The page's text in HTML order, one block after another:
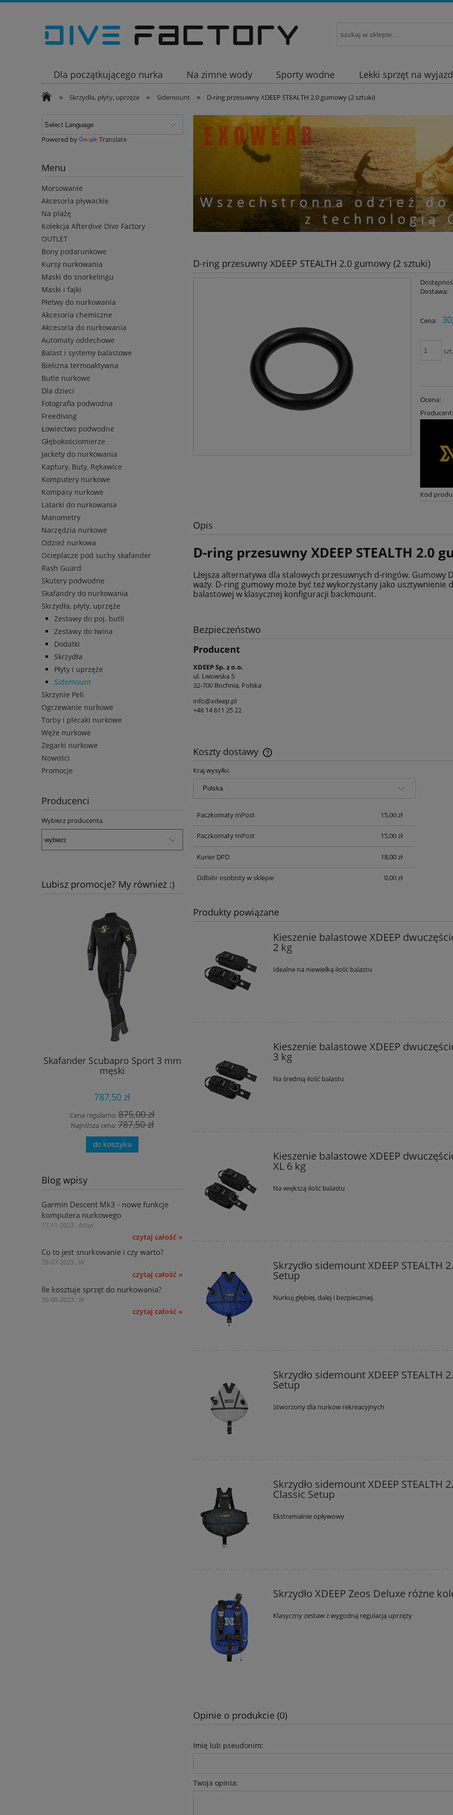
Dla początkującego nurka Na zimne wody Sporty wodne Lekki sprzęt na
Wakacje
» Skrzydła, płyty, uprzęże » Sidemount » D-ring przesuwny XDEEP STEALTH 2.0 gumowy (2 sztuki)
Powered by Translate
Menu
Morsowanie
Akcesoria pływackie
Na plażę
Kolekcja Afterdive Dive Factory
OUTLET
Bony podarunkowe
Kursy nurkowania
Maski do snorkelingu
Maski i fajki
Płetwy do nurkowania
Akcesoria chemiczne
Akcesoria do nurkowania
Automaty oddechowe
Balast i systemy balastowe
Bielizna termoaktywna
Butle nurkowe
Dla dzieci
Fotografia podwodna
Freediving
Łowiectwo podwodne
Głębokościomierze
Jackety do nurkowania
Kaptury, Buty, Rękawice
Komputery nurkowe
Kompasy nurkowe
Latarki do nurkowania
Manometry
Narzędzia nurkowe
Odzież nurkowa
Ocieplacze pod suchy skafander
Rash Guard
Skutery podwodne
Skafandry do nurkowania
Skrzydła, płyty, uprzęże
Zestawy do poj. butli
Zestawy do twina
Dodatki
Skrzydła
Płyty i uprzęże
Sidemount
Skrzynie Peli
Ogrzewanie nurkowe
Torby i plecaki nurkowe
Węże nurkowe
Zegarki nurkowe
Nowości
Promocje
Producenci
Wybierz producenta
Lubisz promocje? My również :)
Skafander Scubapro Sport 3 mm
męski
787,50 zł
Cena regularna:875,00 zł
Najniższa cena:787,50 zł
do koszyka
Płetwy Mares Avanti
Superchannel
465,80 zł
Blog wpisy
Garmin Descent Mk3 - nowe funkcje
komputera nurkowego
17-11-2023 , Artur
czytaj całość »
Co to jest snurkowanie i czy warto?
28-07-2023 , W
czytaj całość »
Ile kosztuje sprzęt do nurkowania?
30-06-2023 , W
czytaj całość »
D-ring przesuwny XDEEP STEALTH 2.0 gumowy (2 sztuki)
Dostawa:
Cena:
szt.
Ocena:
Producent:
Kod
Opis
D-ring przesuwny XDEEP STEALTH 2.0
Lżejsza alternatywa dla stalowych przesuwnych d-ringów. Gumowy
waży. D-ring gumowy może być też wykorzystany jako usztywnienie
balastowej w klasycznej konfiguracji backmount.
Bezpieczeństwo
Producent
XDEEP Sp. z o.o.
ul. Lwowska 5
32-700 Bochnia, Polska
info@xdeep.pl
+48 14 611 25 22
Koszty dostawy
Kraj wysyłki:
Paczkomaty InPost 15,00 zł
Paczkomaty InPost 15,00 zł
Kurier DPD 18,00 zł
Odbiór osobisty w sklepie 0,00 zł
Produkty powiązane
Kieszenie balastowe XDEEP
2 kg
Idealne na niewielką ilość balastu
Kieszenie balastowe XDEEP
3 kg
Na średnią ilość balastu
Kieszenie balastowe XDEEP
XL 6 kg
Na większą ilość balastu
Skrzydło sidemount XDEEP STEALTH
Setup
Nurkuj głębiej, dalej i bezpieczniej.
Skrzydło sidemount XDEEP STEALTH
Setup
Stworzony dla nurków rekreacyjnych
Skrzydło sidemount XDEEP STEALTH
Classic Setup
Ekstremalnie opływowy
Skrzydło XDEEP Zeos Deluxe różne
Klasyczny zestaw z wygodną regulacją uprzęży
Opinie o produkcie (0)
Imię lub pseudonim:
Twoja opinia: